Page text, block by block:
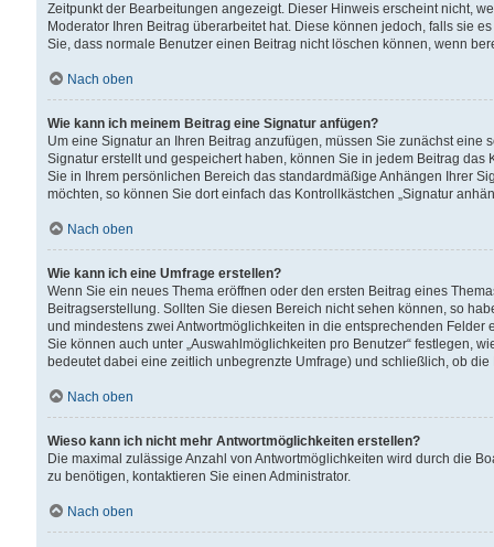
Zeitpunkt der Bearbeitungen angezeigt. Dieser Hinweis erscheint nicht,
Moderator Ihren Beitrag überarbeitet hat. Diese können jedoch, falls sie
Sie, dass normale Benutzer einen Beitrag nicht löschen können, wenn
Nach oben
Wie kann ich meinem Beitrag eine Signatur anfügen?
Um eine Signatur an Ihren Beitrag anzufügen, müssen Sie zunächst
Signatur erstellt und gespeichert haben, können Sie in jedem Beitrag
Sie in Ihrem persönlichen Bereich das standardmäßige Anhängen Ihrer
möchten, so können Sie dort einfach das Kontrollkästchen „Signatur
Nach oben
Wie kann ich eine Umfrage erstellen?
Wenn Sie ein neues Thema eröffnen oder den ersten Beitrag eines
Beitragserstellung. Sollten Sie diesen Bereich nicht sehen können, so
und mindestens zwei Antwortmöglichkeiten in die entsprechenden
Sie können auch unter „Auswahlmöglichkeiten pro Benutzer“ festlegen,
bedeutet dabei eine zeitlich unbegrenzte Umfrage) und schließlich, ob
Nach oben
Wieso kann ich nicht mehr Antwortmöglichkeiten erstellen?
Die maximal zulässige Anzahl von Antwortmöglichkeiten wird durch die
zu benötigen, kontaktieren Sie einen Administrator.
Nach oben